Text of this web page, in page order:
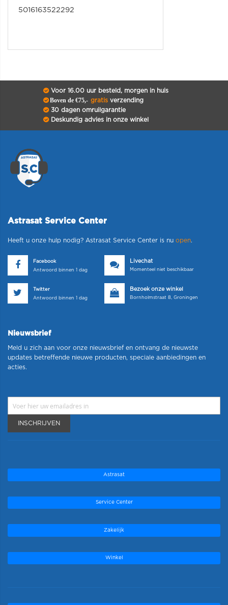
5016163522292
Voor 16.00 uur besteld, morgen in huis
Boven de €75,- gratisverzending
30 dagen omruilgarantie
Deskundig advies in onze winkel
Astrasat Service Center
Heeft u onze hulp nodig? Astrasat Service Center is nu open.
Facebook
Antwoord binnen 1 dag
Livechat
Momenteel niet beschikbaar
Twitter
Antwoord binnen 1 dag
Bezoek onze winkel
Bornholmstraat 8, Groningen
Nieuwsbrief
Meld u zich aan voor onze nieuwsbrief en ontvang de nieuwste
updates betreffende nieuwe producten, speciale aanbiedingen en
acties.
INSCHRIJVEN
Astrasat
Service Center
Zakelijk
Winkel